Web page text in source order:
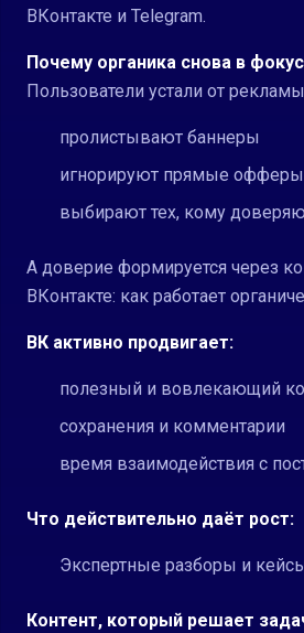
ВКонтакте и Telegram.
Почему органика снова в
Пользователи устали от
пролистывают баннеры
игнорируют прямые офферы
выбирают тех, кому
А доверие формируется через
ВКонтакте: как работает
ВК активно продвигает:
полезный и вовлекающий
сохранения и комментарии
время взаимодействия с
Что действительно даёт рост:
Экспертные разборы и
Контент, который решает